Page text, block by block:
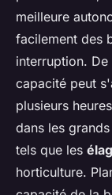
meilleure
facilement des
interruption.
capacité peut
plusieurs
dans les
tels que les
horticulture.